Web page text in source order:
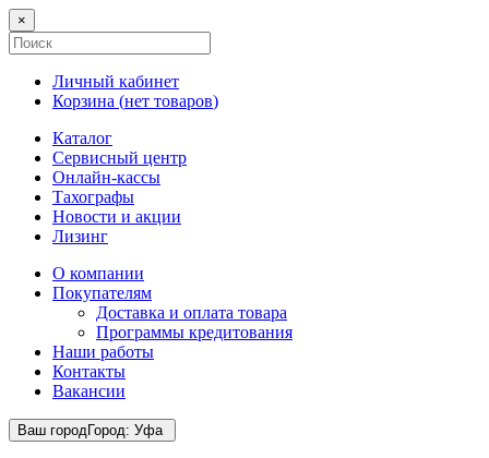
×
Личный кабинет
Корзина (нет товаров)
Каталог
Сервисный центр
Онлайн-кассы
Тахографы
Новости и акции
Лизинг
О компании
Покупателям
Доставка и оплата товара
Программы кредитования
Наши работы
Контакты
Вакансии
Ваш городГород: Уфа